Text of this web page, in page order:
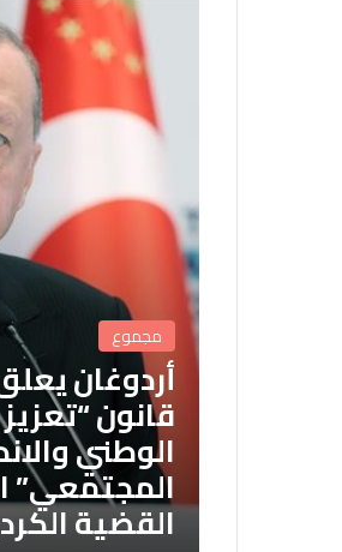
مجموع
أردوغان
قانون
الوطني
المجتمعي”
القضية